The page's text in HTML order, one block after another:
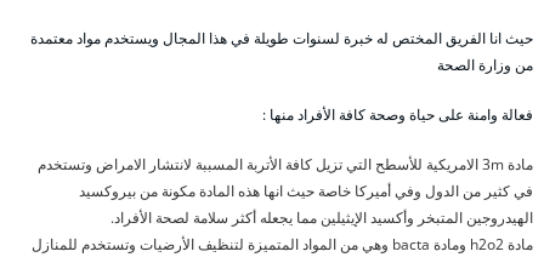
حيث انا الفريق المختص له خبرة لسنوات طويلة في هذا المجال ويستخدم مواد معتمدة
من وزارة الصحة
فعالة وامنة على حياة وصحة كافة الأفراد منها :
مادة 3m الامريكية للأسطح التي تزيل كافة الأتربة المسببة لانتشار الامراض وتستخدم
في كثير من الدول وفي أميركا خاصة حيث انها هذه المادة مكونة من بيروكسيد
الهيدروجين المتبخر وأكسيد الإيثيلين مما يجعله أكثر سلامة لصحة الأفراد.
مادة h2o2 ومادة bacta وهي من المواد المتميزة لتنظيف الأرضيات وتستخدم للمنازل